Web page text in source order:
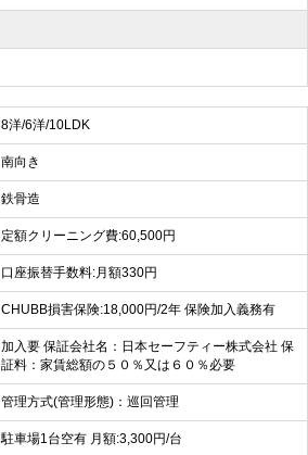
8洋/6洋/10LDK
南向き
鉄骨造
定額クリーニング費:60,500円
口座振替手数料:月額330円
CHUBB損害保険:18,000円/2年 保険加入義務有
加入要 保証会社名：日本セーフティー株式会社 保
証料：家賃総額の５０％又は６０％必要
管理方式(管理形態)：巡回管理
駐車場1台空有 月額:3,300円/台